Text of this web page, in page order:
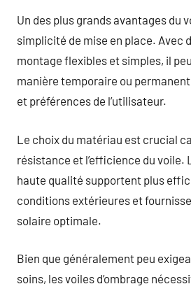
Un des plus grands avantages du
simplicité de mise en place. Avec
montage flexibles et simples, il
manière temporaire ou
et préférences de l’utilisateur.
Le choix du matériau est crucial
résistance et l’efficience du voile.
haute qualité supportent plus
conditions extérieures et
solaire optimale.
Bien que généralement peu
soins, les voiles d’ombrage